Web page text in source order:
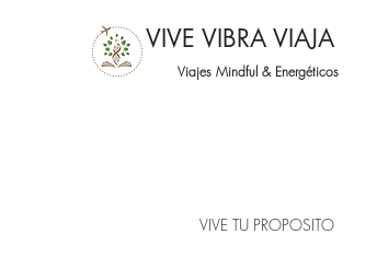
VIVE VIBRA VIAJA
Viajes Mindful & Energéticos
VIVE TU PROPOSITO